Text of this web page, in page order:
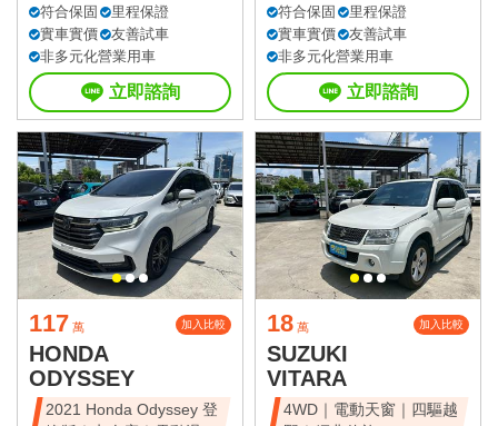
符合保固
里程保證
實車實價
友善試車
非多元化營業用車
立即諮詢
符合保固
里程保證
實車實價
友善試車
非多元化營業用車
立即諮詢
117 萬 加入比較
HONDA
ODYSSEY
2021 Honda Odyssey 登
18 萬 加入比較
SUZUKI
VITARA
4WD｜電動天窗｜四驅越